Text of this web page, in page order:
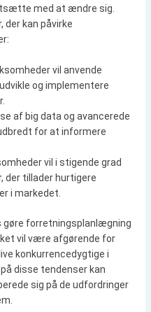
med at ændre sig.
der kan påvirke
vil anvende
og implementere
af big data og avancerede
for at informere
vil i stigende grad
der tillader hurtigere
i markedet.
gøre forretningsplanlægning
vil være afgørende for
konkurrencedygtige i
disse tendenser kan
sig på de udfordringer